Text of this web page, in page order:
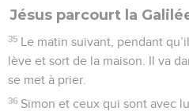
Jésus parcourt la
35 Le matin suivant, pendant
lève et sort de la maison. Il va
se met à prier.
36 Simon et ceux qui sont avec